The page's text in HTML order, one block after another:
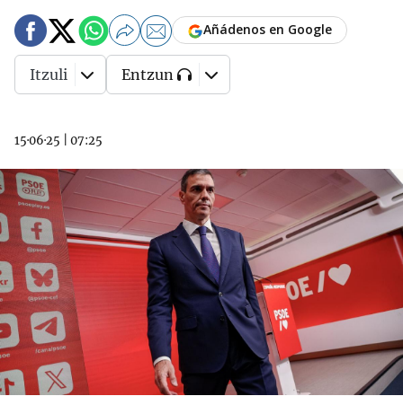
15·06·25 07:25
Añádenos en Google
Itzuli Entzun